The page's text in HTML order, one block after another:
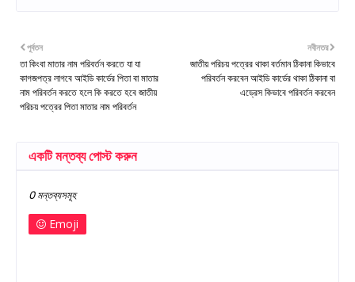
নবীনতর
জাতীয় পরিচয় পত্রের থাকা বর্তমান ঠিকানা কিভাবে
পরিবর্তন করবেন আইডি কার্ডের থাকা ঠিকানা বা
এড্রেস কিভাবে পরিবর্তন করবেন
পূর্বতন
তা কিংবা মাতার নাম পরিবর্তন করতে যা যা
কাগজপত্র লাগবে আইডি কার্ডের পিতা বা মাতার
নাম পরিবর্তন করতে হলে কি করতে হবে জাতীয়
পরিচয় পত্রের পিতা মাতার নাম পরিবর্তন
একটি মন্তব্য পোস্ট করুন
0 মন্তব্যসমূহ
Emoji